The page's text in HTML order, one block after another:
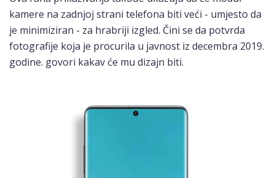
kamere na zadnjoj strani telefona biti veći - umjesto da
je minimiziran - za hrabriji izgled. Čini se da potvrda
fotografije koja je procurila u javnost iz decembra 2019.
godine. govori kakav će mu dizajn biti.